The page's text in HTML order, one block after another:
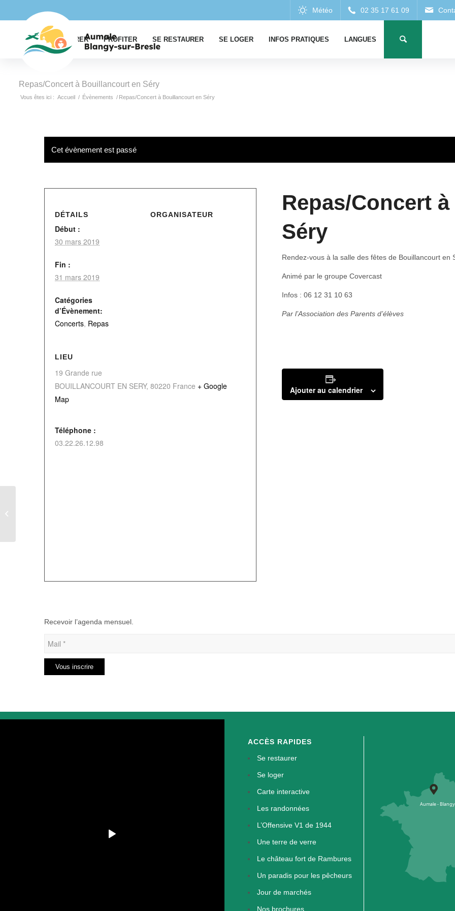
EXPLORER PROFITER SE RESTAURER SE LOGER INFOS PRATIQUES LANGUES
Repas/Concert à Bouillancourt en Séry
Vous êtes ici : Accueil / Évènements / Repas/Concert à Bouillancourt en Séry
Cet évènement est passé
Repas/Concert
Séry
Rendez-vous à la salle des fêtes de Bouillancourt en
Animé par le groupe Covercast
Infos : 06 12 31 10 63
Par l’Association des Parents d’élèves
Ajouter au calendrier
DÉTAILS
Début :
30 mars 2019
Fin :
31 mars 2019
Catégories
d’Évènement:
Concerts, Repas
ORGANISATEUR
LIEU
19 Grande rue
BOUILLANCOURT EN SERY, 80220 France + Google
Map
Téléphone :
03.22.26.12.98
Recevoir l’agenda mensuel.
ACCÈS RAPIDES
Se restaurer
Se loger
Carte interactive
Les randonnées
L’Offensive V1 de 1944
Une terre de verre
Le château fort de Rambures
Un paradis pour les pêcheurs
Jour de marchés
Nos brochures